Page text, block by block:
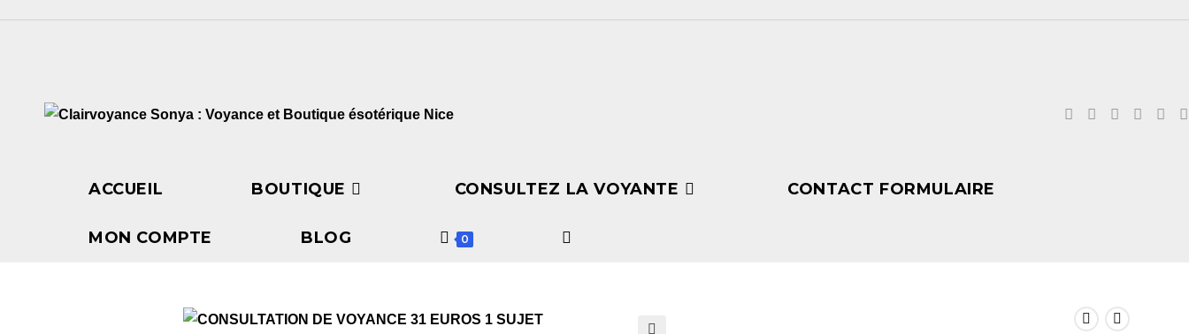
ACCUEIL BOUTIQUE CONSULTEZ LA VOYANTE CONTACT FORMULAIRE
MON COMPTE BLOG 0